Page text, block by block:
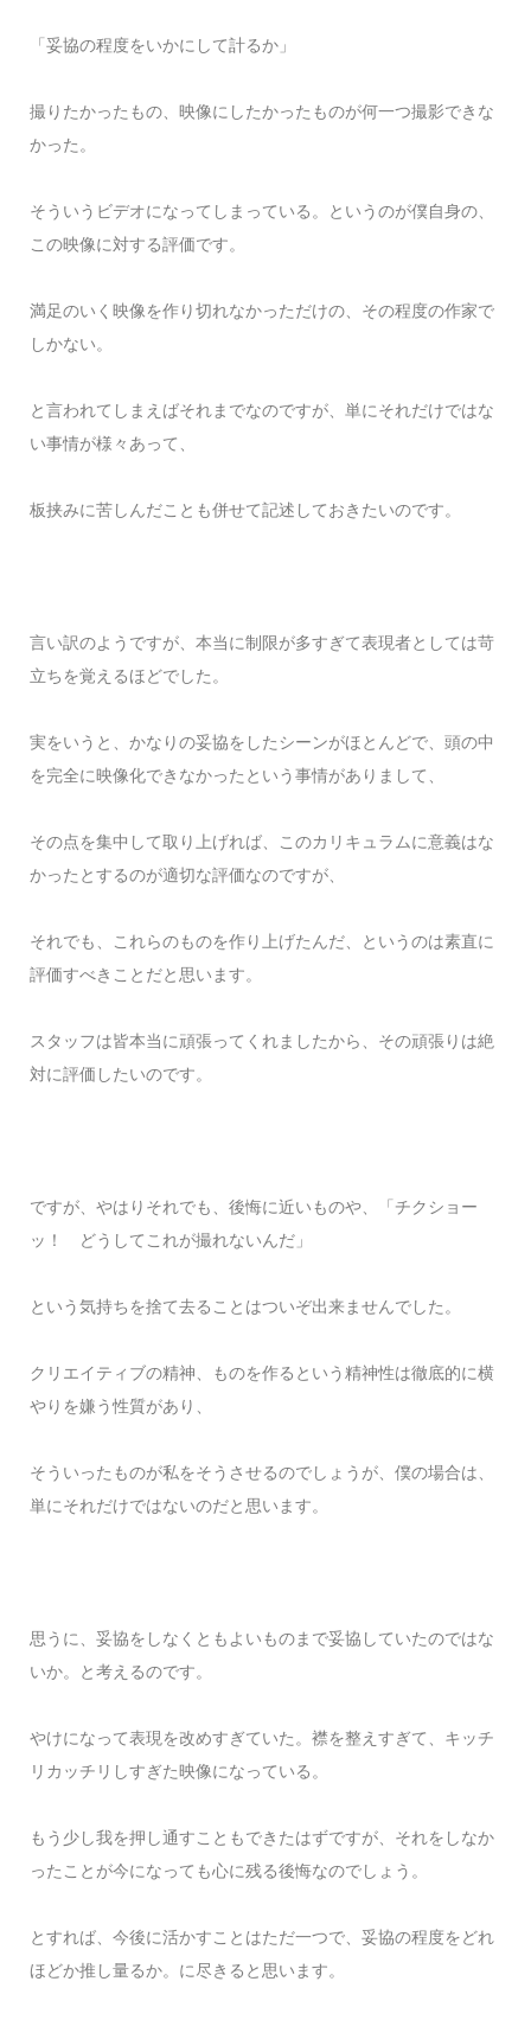
「妥協の程度をいかにして計るか」
撮りたかったもの、映像にしたかったものが何一つ撮影できな
かった。
そういうビデオになってしまっている。というのが僕自身の、
この映像に対する評価です。
満足のいく映像を作り切れなかっただけの、その程度の作家で
しかない。
と言われてしまえばそれまでなのですが、単にそれだけではな
い事情が様々あって、
板挟みに苦しんだことも併せて記述しておきたいのです。
言い訳のようですが、本当に制限が多すぎて表現者としては苛
立ちを覚えるほどでした。
実をいうと、かなりの妥協をしたシーンがほとんどで、頭の中
を完全に映像化できなかったという事情がありまして、
その点を集中して取り上げれば、このカリキュラムに意義はな
かったとするのが適切な評価なのですが、
それでも、これらのものを作り上げたんだ、というのは素直に
評価すべきことだと思います。
スタッフは皆本当に頑張ってくれましたから、その頑張りは絶
対に評価したいのです。
ですが、やはりそれでも、後悔に近いものや、「チクショー
ッ！ どうしてこれが撮れないんだ」
という気持ちを捨て去ることはついぞ出来ませんでした。
クリエイティブの精神、ものを作るという精神性は徹底的に横
やりを嫌う性質があり、
そういったものが私をそうさせるのでしょうが、僕の場合は、
単にそれだけではないのだと思います。
思うに、妥協をしなくともよいものまで妥協していたのではな
いか。と考えるのです。
やけになって表現を改めすぎていた。襟を整えすぎて、キッチ
リカッチリしすぎた映像になっている。
もう少し我を押し通すこともできたはずですが、それをしなか
ったことが今になっても心に残る後悔なのでしょう。
とすれば、今後に活かすことはただ一つで、妥協の程度をどれ
ほどか推し量るか。に尽きると思います。